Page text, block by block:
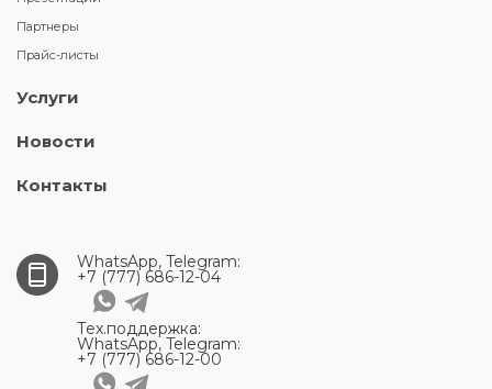
Партнеры
Прайс-листы
Услуги
Новости
Контакты
WhatsApp, Telegram:
+7 (777) 686-12-04
Тех.поддержка:
WhatsApp, Telegram:
+7 (777) 686-12-00